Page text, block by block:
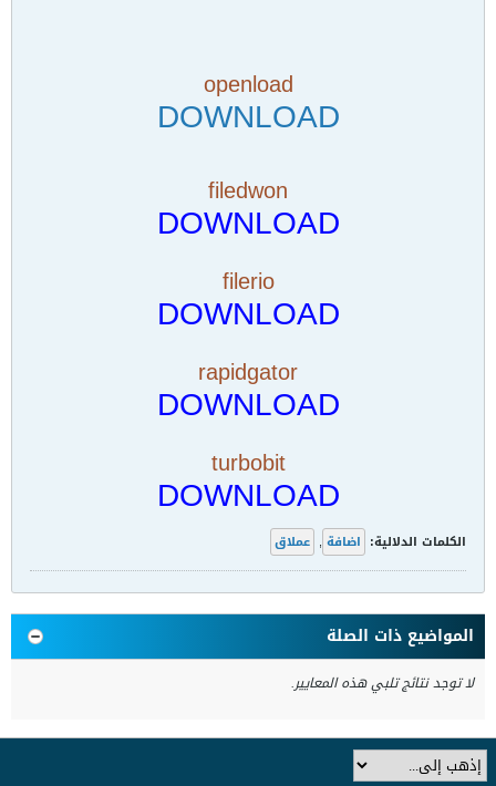
openload
DOWNLOAD
filedwon
DOWNLOAD
filerio
DOWNLOAD
rapidgator
DOWNLOAD
turbobit
DOWNLOAD
الكلمات الدلالية: اضافة , عملاق
المواضيع ذات الصلة
لا توجد نتائج تلبي هذه المعايير.